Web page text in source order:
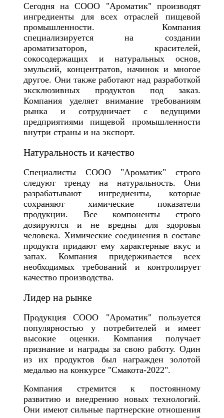
Сегодня на СООО "Ароматик" производят
ингредиенты для всех отраслей пищевой
промышленности. Компания
специализируется на создании
ароматизаторов, красителей,
сокосодержащих и натуральных основ,
эмульсий, концентратов, начинок и многое
другое. Они также работают над разработкой
эксклюзивных продуктов под заказ.
Компания уделяет внимание требованиям
рынка и сотрудничает с ведущими
предприятиями пищевой промышленности
внутри страны и на экспорт.
Натуральность и качество
Специалисты СООО "Ароматик" строго
следуют тренду на натуральность. Они
разрабатывают ингредиенты, которые
сохраняют химические показатели
продукции. Все компоненты строго
дозируются и не вредны для здоровья
человека. Химические соединения в составе
продукта придают ему характерные вкус и
запах. Компания придерживается всех
необходимых требований и контролирует
качество производства.
Лидер на рынке
Продукция СООО "Ароматик" пользуется
популярностью у потребителей и имеет
высокие оценки. Компания получает
признание и награды за свою работу. Один
из их продуктов был награжден золотой
медалью на конкурсе "Смакота-2022".
Компания стремится к постоянному
развитию и внедрению новых технологий.
Они имеют сильные партнерские отношения